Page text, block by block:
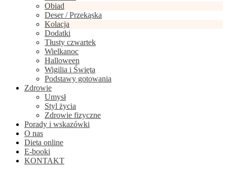
Obiad
Deser / Przekąska
Kolacja
Dodatki
Tłusty czwartek
Wielkanoc
Halloween
Wigilia i Święta
Podstawy gotowania
Zdrowie
Umysł
Styl życia
Zdrowie fizyczne
Porady i wskazówki
O nas
Dieta online
E-booki
KONTAKT